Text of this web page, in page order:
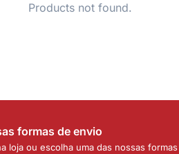
Products not found.
formas de envio
loja ou escolha uma das nossas